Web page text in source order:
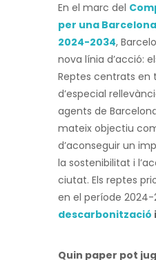
En el marc del
per una
2024-2034,
nova línia d’acció:
Reptes centrats en
d’especial
agents de
mateix objectiu
d’aconseguir un
la sostenibilitat i
ciutat. Els reptes
en el període 2024-
descarbonització
Quin paper pot